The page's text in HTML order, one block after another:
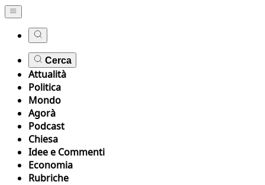
Cerca
Attualità
Politica
Mondo
Agorà
Podcast
Chiesa
Idee e Commenti
Economia
Rubriche